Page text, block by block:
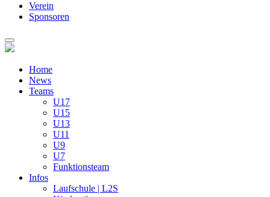
Verein
Sponsoren
Home
News
Teams
U17
U15
U13
U11
U9
U7
Funktionsteam
Infos
Laufschule | L2S